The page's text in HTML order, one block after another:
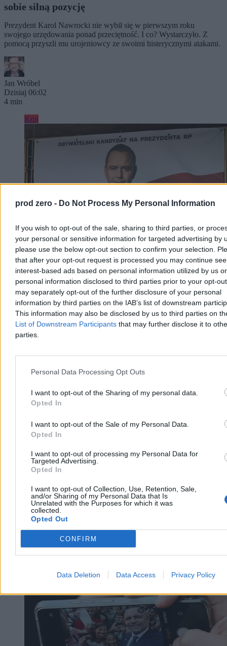
prod zero - Do Not Process My Personal Information
If you wish to opt-out of the sale, sharing to third parties, or
your personal or sensitive information for targeted advertising by
please use the below opt-out section to confirm your selection.
that after your opt-out request is processed you may continue
interest-based ads based on personal information utilized by us or
personal information disclosed to third parties prior to your opt-
may separately opt-out of the further disclosure of your personal
information by third parties on the IAB’s list of downstream
This information may also be disclosed by us to third parties on
List of Downstream Participants that may further disclose it to
parties.
Personal Data Processing Opt Outs
I want to opt-out of the Sharing of my personal data.
Opted In
I want to opt-out of the Sale of my Personal Data.
Opted In
I want to opt-out of processing my Personal Data for
Targeted Advertising.
Opted In
I want to opt-out of Collection, Use, Retention, Sale,
and/or Sharing of my Personal Data that Is
Unrelated with the Purposes for which it was
collected.
Opted Out
CONFIRM
Data Deletion Data Access Privacy Policy
sobie silną pozycję
Prezydent Karol Nawrocki nie wybił się w pierwszym roku
swojego urzędowania ponad przeciętność. I co? Wystarczyło. Z
pomocą przyszli mu urojeniowcy ze swoimi histerycznymi atakami.
Jan Wróbel
Dzisiaj 06:02
4 min
Kraj
Rok prezydentury Karola Nawrockiego.
Sprawdzamy, jak realizuje swój Plan 21
– Jestem skuteczny dla Polski i będę skuteczny dla Polski, realizując
plan 21 – zapowiadał w marcu ubiegłego roku Karol Nawrocki,
wtedy kandydat na prezydenta. Minęło dokładnie 12 miesięcy od
kiedy objął najwyższy urząd w państwie, czas sprawdzić jak jak
Dzisiaj 06:01
Reklama
Kraj